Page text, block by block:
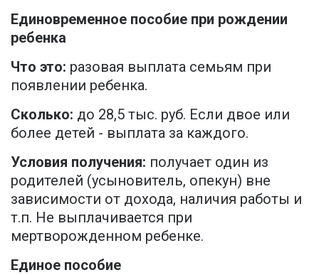
Единовременное пособие при рождении
ребенка
Что это: разовая выплата семьям при
появлении ребенка.
Сколько: до 28,5 тыс. руб. Если двое или
более детей - выплата за каждого.
Условия получения: получает один из
родителей (усыновитель, опекун) вне
зависимости от дохода, наличия работы и
т.п. Не выплачивается при
мертворожденном ребенке.
Единое пособие